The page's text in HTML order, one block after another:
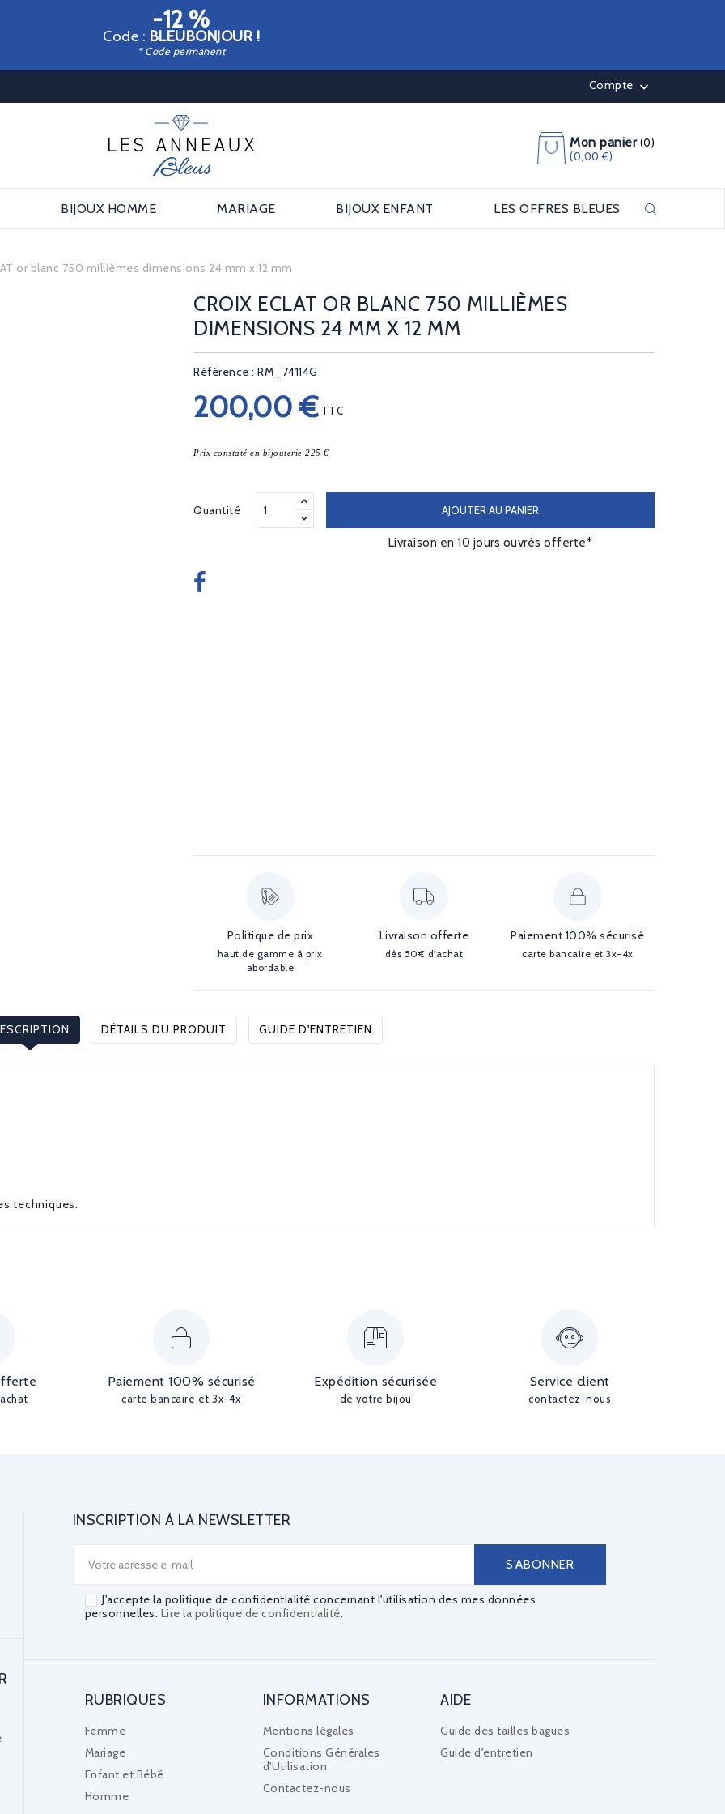
-12 %
Code : BLEUBONJOUR !
* Code permanent
Compte 
Mon panier (0)
(0,00 €)
BIJOUX HOMME MARIAGE BIJOUX ENFANT LES OFFRES BLEUES
or blanc 750 millièmes dimensions 24 mm x 12 mm
CROIX ECLAT OR BLANC 750 MILLIÈMES
DIMENSIONS 24 MM X 12 MM
Référence : RM_74114G
200,00 € TTC
Prix constaté en bijouterie 225 €
Quantité AJOUTER AU PANIER
Livraison en 10 jours ouvrés offerte*
Politique de prix
haut de gamme à prix
abordable
Livraison offerte
dès 50€ d'achat
Paiement 100% sécurisé
carte bancaire et 3x-4x
DÉTAILS DU PRODUIT GUIDE D'ENTRETIEN
techniques.
Paiement 100% sécurisé
carte bancaire et 3x-4x
Expédition sécurisée
de votre bijou
Service client
contactez-nous
INSCRIPTION À LA NEWSLETTER
J'accepte la politique de confidentialité concernant l'utilisation des mes données
personnelles. Lire la politique de confidentialité.
RUBRIQUES
Femme
Mariage
Enfant et Bébé
Homme
INFORMATIONS
Mentions légales
Conditions Générales
d'Utilisation
Contactez-nous
AIDE
Guide des tailles bagues
Guide d'entretien